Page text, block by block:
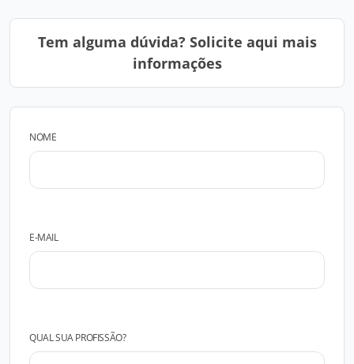
Tem alguma dúvida? Solicite aqui mais
informações
NOME
E-MAIL
QUAL SUA PROFISSÃO?